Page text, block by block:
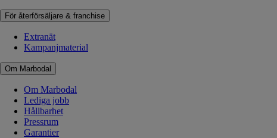
För återförsäljare & franchise
Extranät
Kampanjmaterial
Om Marbodal
Om Marbodal
Lediga jobb
Hållbarhet
Pressrum
Garantier